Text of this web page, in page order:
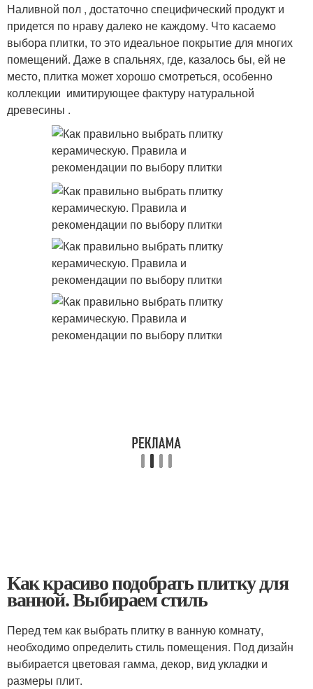
Наливной пол , достаточно специфический продукт и
придется по нраву далеко не каждому. Что касаемо
выбора плитки, то это идеальное покрытие для многих
помещений. Даже в спальнях, где, казалось бы, ей не
место, плитка может хорошо смотреться, особенно
коллекции имитирующее фактуру натуральной
древесины .
Как красиво подобрать плитку для
ванной. Выбираем стиль
Перед тем как выбрать плитку в ванную комнату,
необходимо определить стиль помещения. Под дизайн
выбирается цветовая гамма, декор, вид укладки и
размеры плит.